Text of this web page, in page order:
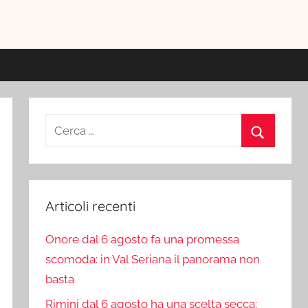
Ricerca
Articoli recenti
Onore dal 6 agosto fa una promessa
scomoda: in Val Seriana il panorama non
basta
Rimini dal 6 agosto ha una scelta secca: